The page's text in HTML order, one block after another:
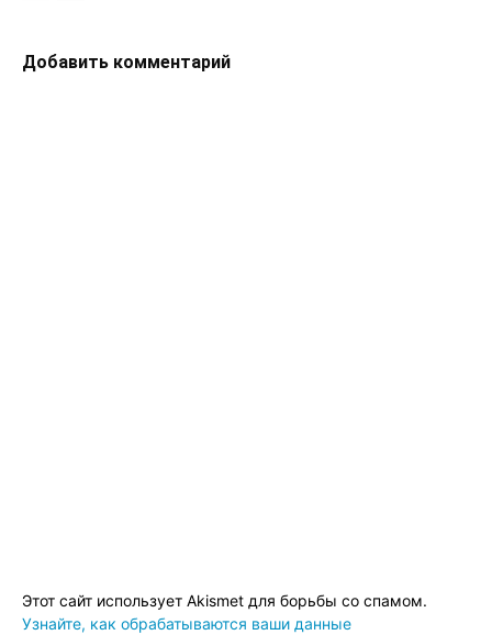
Добавить комментарий
Этот сайт использует Akismet для борьбы со спамом.
Узнайте, как обрабатываются ваши данные